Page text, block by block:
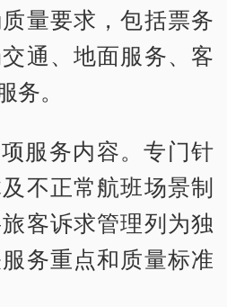
量要求，包括票务
通、地面服务、客
。
服务内容。专门针
不正常航班场景制
客诉求管理列为独
务重点和质量标准